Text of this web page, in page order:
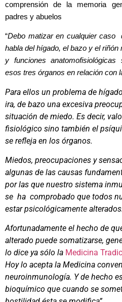
comprensión de la memoria
padres y abuelos
“Debo matizar en cualquier caso
habla del hígado, el bazo y el riñón
y funciones
esos tres órganos en relación con
Para ellos un problema de
ira, de bazo una excesiva
situación de miedo. Es decir,
fisiológico sino también el
se refleja en los órganos.
Miedos, preocupaciones y
algunas de las causas
por las que nuestro sistema
se ha comprobado que todos
estar psicológicamente alterados.
Afortunadamente el hecho de
alterado puede somatizarse,
lo dice ya sólo la Medicina
Hoy lo acepta la Medicina
neuroinmunología. Y de hecho
bioquímico que cuando se